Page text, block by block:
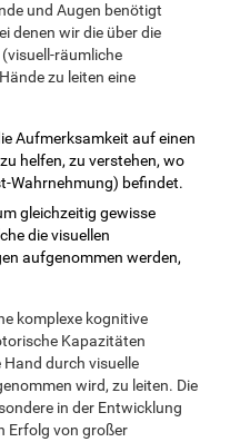
und Augen benötigt
denen wir die über die
räumliche
zu leiten eine
Aufmerksamkeit auf einen
helfen, zu verstehen, wo
Wahrnehmung) befindet.
gleichzeitig gewisse
die visuellen
aufgenommen werden,
komplexe kognitive
Kapazitäten
durch visuelle
wird, zu leiten. Die
in der Entwicklung
Erfolg von großer